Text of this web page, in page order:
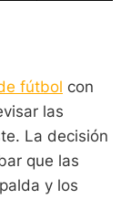
fútbol con
las
La decisión
que las
y los